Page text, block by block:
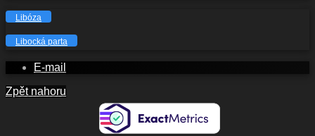
Libóza
Libocká parta
E-mail
Zpět nahoru